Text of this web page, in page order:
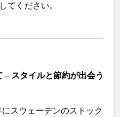
てください。
– スタイルと節約が出会う
にスウェーデンのストック